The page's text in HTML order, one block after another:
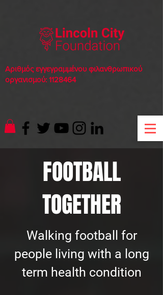
Αριθμός εγγεγραμμένου φιλανθρωπικού
οργανισμού: 1128464
FOOTBALL
TOGETHER
Walking football for
people living with a long
term health condition